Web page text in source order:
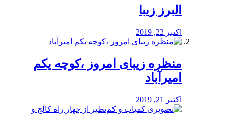
البرز زیبا
اکتبر 22, 2019
منظره‌‌ زیبای امروز ،کوچه یکم
امیرآباد
اکتبر 21, 2019